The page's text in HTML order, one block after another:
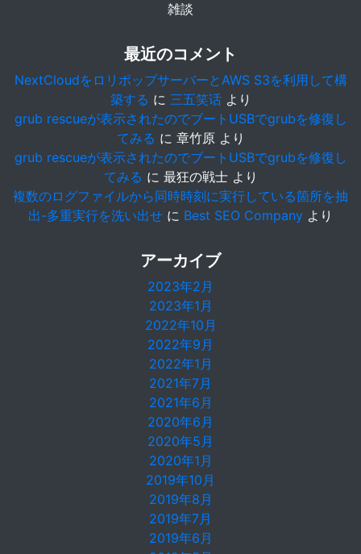
雑談
最近のコメント
NextCloudをロリポップサーバーとAWS S3を利用して構
築する に 三五笑话より
grub rescueが表示されたのでブートUSBでgrubを修復し
てみる に 章竹原より
grub rescueが表示されたのでブートUSBでgrubを修復し
てみる に 最狂の戦士より
複数のログファイルから同時時刻に実行している箇所を抽
出-多重実行を洗い出せ に Best SEO Company より
アーカイブ
2023年2月
2023年1月
2022年10月
2022年9月
2022年1月
2021年7月
2021年6月
2020年6月
2020年5月
2020年1月
2019年10月
2019年8月
2019年7月
2019年6月